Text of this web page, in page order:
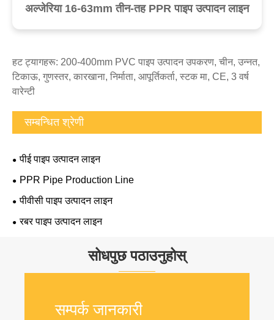
अल्जेरिया 16-63mm तीन-तह PPR पाइप उत्पादन लाइन
हट ट्यागहरू: 200-400mm PVC पाइप उत्पादन उपकरण, चीन, उन्नत,
टिकाऊ, गुणस्तर, कारखाना, निर्माता, आपूर्तिकर्ता, स्टक मा, CE, 3 वर्ष
वारेन्टी
सम्बन्धित श्रेणी
पीई पाइप उत्पादन लाइन
PPR Pipe Production Line
पीवीसी पाइप उत्पादन लाइन
रबर पाइप उत्पादन लाइन
सोधपुछ पठाउनुहोस्
सम्पर्क जानकारी